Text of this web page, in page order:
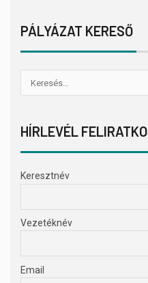
PÁLYÁZAT KERESŐ
HÍRLEVÉL
Keresztnév
Vezetéknév
Email